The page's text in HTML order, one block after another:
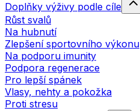
Doplňky výživy podle cíle
Růst svalů
Na hubnutí
Zlepšení sportovního výkonu
Na podporu imunity
Podpora regenerace
Pro lepší spánek
Vlasy, nehty a pokožka
Proti stresu